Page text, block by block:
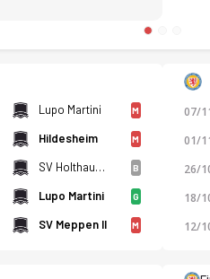
Braunschweig (A) 1-1 bitti.
Lupo Martini M
Hildesheim M
SV Holthausen-Biene B
Lupo Martini G
SV Meppen II M
07/
01/
26/
18/
12/